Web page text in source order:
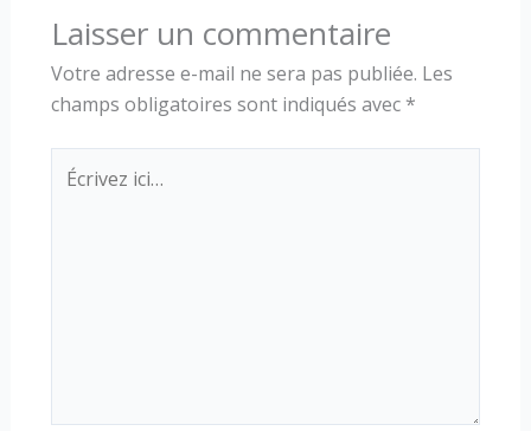
Laisser un commentaire
Votre adresse e-mail ne sera pas publiée. Les
champs obligatoires sont indiqués avec *
Écrivez
ici…